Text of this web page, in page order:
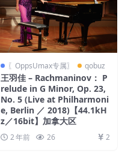
〖OppsUmax专属〗 qobuz
王羽佳 – Rachmaninov： P
relude in G Minor, Op. 23,
No. 5 (Live at Philharmoni
e, Berlin ／ 2018)【44.1kH
z／16bit】加拿大区
2 年前 26 2